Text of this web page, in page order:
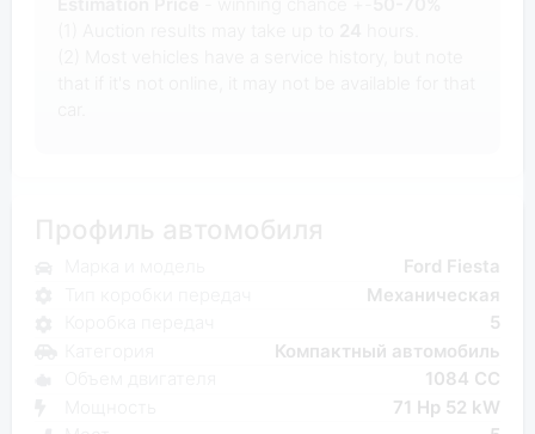
Ford Fiesta
Механическая
5
Компактный автомобиль
1084 CC
71 Hp 52 kW